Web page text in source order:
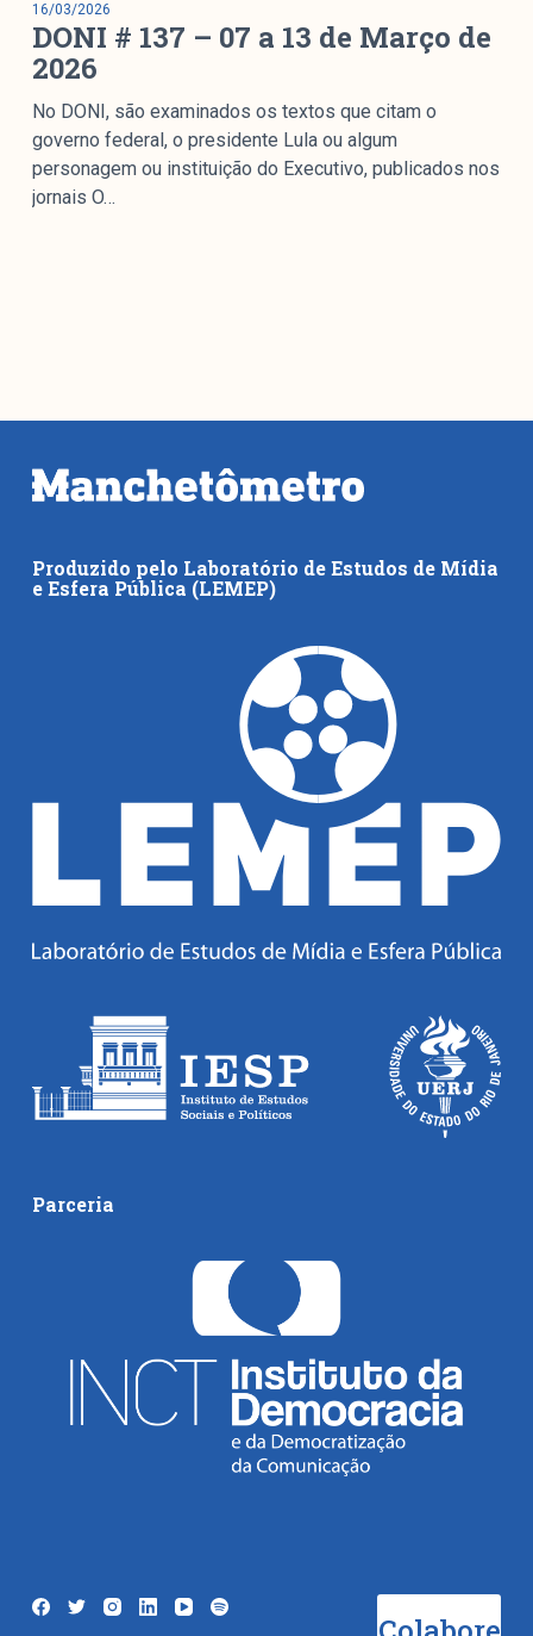
16/03/2026
DONI # 137 – 07 a 13 de Março de
2026
No DONI, são examinados os textos que citam o
governo federal, o presidente Lula ou algum
personagem ou instituição do Executivo, publicados nos
jornais O…
Produzido pelo Laboratório de Estudos de Mídia
e Esfera Pública (LEMEP)
Parceria